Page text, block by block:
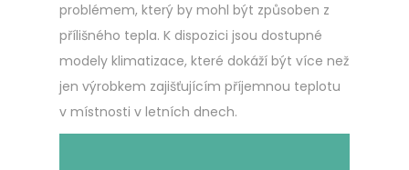
problémem, který by mohl být způsoben z
přílišného tepla. K dispozici jsou dostupné
modely klimatizace, které dokáží být více než
jen výrobkem zajišťujícím příjemnou teplotu
v místnosti v letních dnech.